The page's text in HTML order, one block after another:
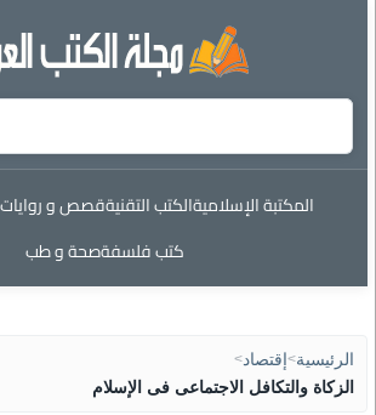
المكتبة الإسلاميةالكتب التقنيةقصص و روايات
كتب فلسفةصحة و طب
الرئيسية> إقتصاد>
الزكاة والتكافل الاجتماعى فى الإسلام